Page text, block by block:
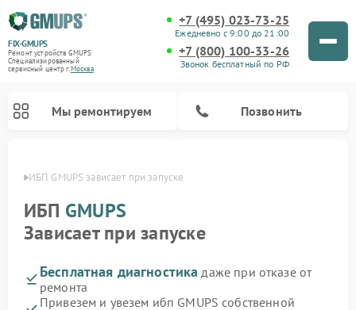
FIX-GMUPS
Ремонт устройств GMUPS
Специализированный
cервисный центр г.Москва
+7 (495) 023-73-25
Ежедневно с 9:00 до 21:00
+7 (800) 100-33-26
Звонок бесплатный по РФ
Мы ремонтируем Позвонить
ИБП GMUPS зависает при запуске
ИБП GMUPS
Зависает при запуске
Бесплатная диагностика даже при отказе от
ремонта
Привезем и увезем ибп GMUPS собственной